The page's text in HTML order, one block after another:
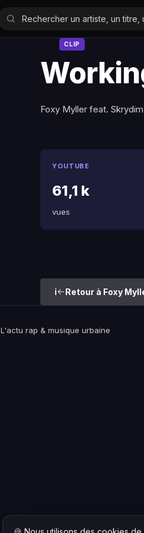
CLIP
Foxy Myller feat.
YOUTUBE
61,1 k
vues
Retour à Foxy
L'actu rap & musique urbaine